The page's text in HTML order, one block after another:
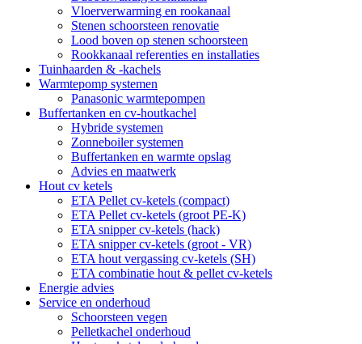
Vloerverwarming en rookanaal
Stenen schoorsteen renovatie
Lood boven op stenen schoorsteen
Rookkanaal referenties en installaties
Tuinhaarden & -kachels
Warmtepomp systemen
Panasonic warmtepompen
Buffertanken en cv-houtkachel
Hybride systemen
Zonneboiler systemen
Buffertanken en warmte opslag
Advies en maatwerk
Hout cv ketels
ETA Pellet cv-ketels (compact)
ETA Pellet cv-ketels (groot PE-K)
ETA snipper cv-ketels (hack)
ETA snipper cv-ketels (groot - VR)
ETA hout vergassing cv-ketels (SH)
ETA combinatie hout & pellet cv-ketels
Energie advies
Service en onderhoud
Schoorsteen vegen
Pelletkachel onderhoud